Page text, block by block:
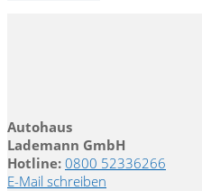
Autohaus
Lademann GmbH
Hotline: 0800 52336266
E-Mail schreiben